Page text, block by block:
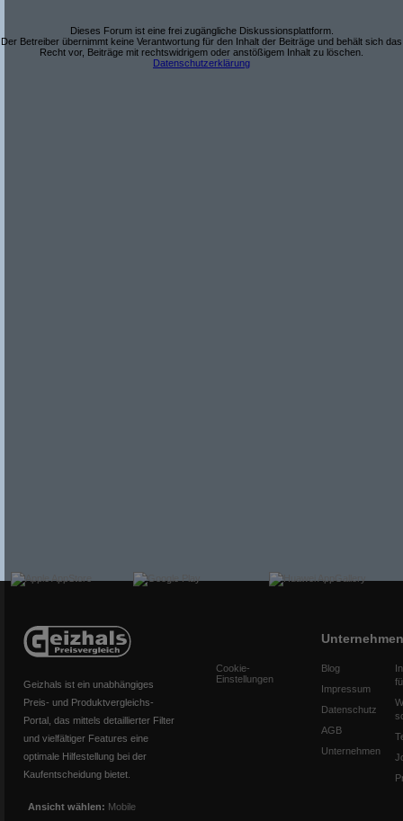
Dieses Forum ist eine frei zugängliche Diskussionsplattform.
Der Betreiber übernimmt keine Verantwortung für den Inhalt der Beiträge und behält sich das
Recht vor, Beiträge mit rechtswidrigem oder anstößigem Inhalt zu löschen.
Datenschutzerklärung
Geizhals ist ein unabhängiges
Preis- und Produktvergleichs-
Portal, das mittels detaillierter Filter
und vielfältiger Features eine
optimale Hilfestellung bei der
Kaufentscheidung bietet.
Ansicht wählen: Mobile
Cookie-
Einstellungen
Unternehmen
Blog
Impressum
Datenschutz
AGB
Unternehmen